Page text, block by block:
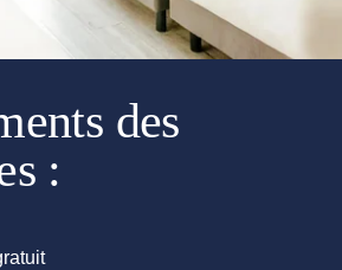
des
: